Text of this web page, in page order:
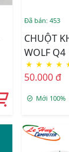
Đã bán: 453
CHUỘT
WOLF Q4
★ ★ ★ ★
50.000 đ
Mới 100%